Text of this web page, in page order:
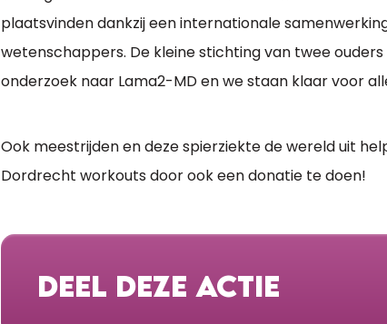
plaatsvinden dankzij een internationale
wetenschappers. De kleine stichting van twee
onderzoek naar Lama2-MD en we staan klaar voor
Ook meestrijden en deze spierziekte de wereld uit
Dordrecht workouts door ook een donatie te doen!
DEEL DEZE ACTIE